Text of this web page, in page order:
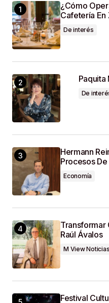
Guardar Mi
Web En Este
Que Haga Un
¿Cómo
Cafetería En
De interés
Paquita
De
Hermann
Procesos
Economía
Transformar
Raúl Ávalos
M View Noticias
Festival